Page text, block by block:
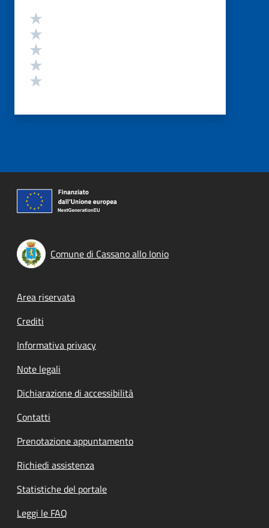
Valutazione
Comune di Cassano allo Ionio
Footer menu
Area riservata
Crediti
Informativa privacy
Note legali
Dichiarazione di accessibilità
Contatti
Prenotazione appuntamento
Richiedi assistenza
Statistiche del portale
Leggi le FAQ